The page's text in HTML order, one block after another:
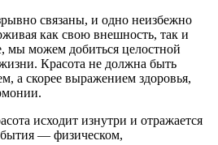
связаны, и одно неизбежно
как свою внешность, так и
мы можем добиться целостной
Красота не должна быть
а скорее выражением здоровья,
исходит изнутри и отражается
бытия — физическом,